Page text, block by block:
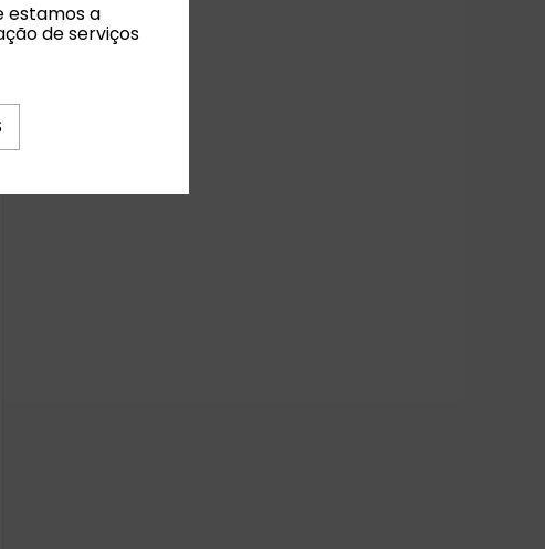
estamos a
de serviços